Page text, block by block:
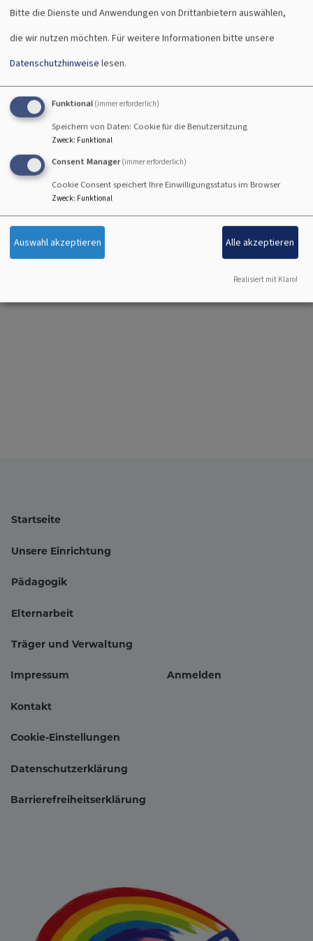
Historie, Entwicklungsverlauf des Kindes
Spezielle Bedürfnisse und Wünsche wahr-
und aufnehmen
Erste Einblicke (Kindergarten/Krippe/
Waldkindergarten)
Fragen abklären
Eingewöhnungszeit und -verlauf
besprechen
Informationsgespräch
Vereinbarung Schnuppertag
Hauptnavigation
Startseite
Unsere Einrichtung
Pädagogik
Elternarbeit
Träger und Verwaltung
Fußbereichsmenü
Impressum
Kontakt
Cookie-Einstellungen
Datenschutzerklärung
Barrierefreiheitserklärung
Anmelden
Bitte die Dienste und Anwendungen von Drittanbietern auswählen,
die wir nutzen möchten. Für weitere Informationen bitte unsere
Datenschutzhinweise lesen.
Funktional (immer erforderlich)
Speichern von Daten: Cookie für die Benutzersitzung
Zweck: Funktional
Consent Manager (immer erforderlich)
Cookie Consent speichert Ihre Einwilligungsstatus im Browser
Zweck: Funktional
Auswahl akzeptieren Alle akzeptieren
Realisiert mit Klaro!